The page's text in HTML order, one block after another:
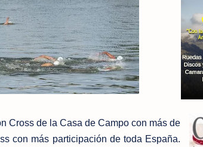
Cross de la Casa de Campo con más de
con más participación de toda España.